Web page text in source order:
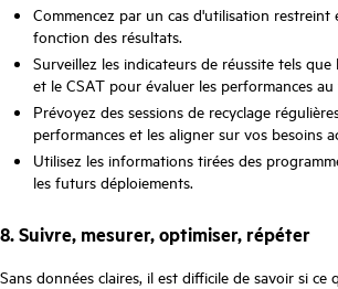
Commencez par un cas d'utilisation restreint
fonction des résultats.
Surveillez les indicateurs de réussite tels
et le CSAT pour évaluer les performances
Prévoyez des sessions de recyclage
performances et les aligner sur vos besoins
Utilisez les informations tirées des
les futurs déploiements.
8. Suivre, mesurer, optimiser, répéter
Sans données claires, il est difficile de savoir si